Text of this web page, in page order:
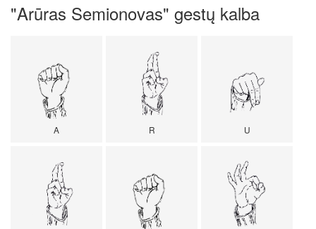
"Arūras Semionovas" gestų kalba
A R U